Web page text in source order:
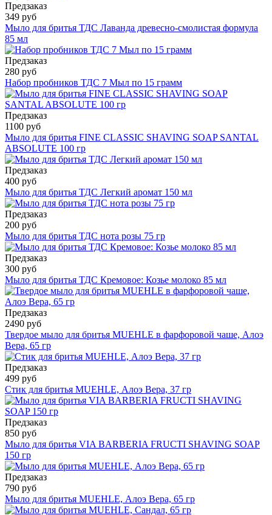
Предзаказ
349 руб
Мыло для бритья ТДС Лаванда древесно-смолистая формула
85 мл
Предзаказ
280 руб
Набор пробников ТДС 7 Мыл по 15 грамм
Предзаказ
1100 руб
Мыло для бритья FINE CLASSIC SHAVING SOAP SANTAL
ABSOLUTE 100 гр
Предзаказ
400 руб
Мыло для бритья ТДС Легкий аромат 150 мл
Предзаказ
200 руб
Мыло для бритья ТДС нота розы 75 гр
Предзаказ
300 руб
Мыло для бритья ТДС Кремовое: Козье молоко 85 мл
Предзаказ
2490 руб
Твердое мыло для бритья MUEHLE в фарфоровой чаше, Алоэ
Вера, 65 гр
Предзаказ
499 руб
Стик для бритья MUEHLE, Алоэ Вера, 37 гр
Предзаказ
850 руб
Мыло для бритья VIA BARBERIA FRUCTI SHAVING SOAP
150 гр
Предзаказ
790 руб
Мыло для бритья MUEHLE, Алоэ Вера, 65 гр